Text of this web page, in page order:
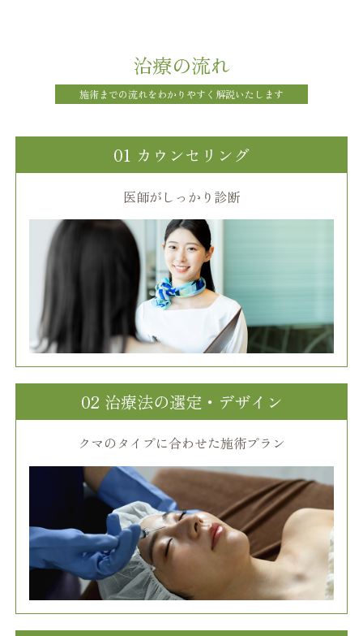
治療の流れ
施術までの流れをわかりやすく解説いたします
01 カウンセリング
医師がしっかり診断
02 治療法の選定・デザイン
クマのタイプに合わせた施術プラン